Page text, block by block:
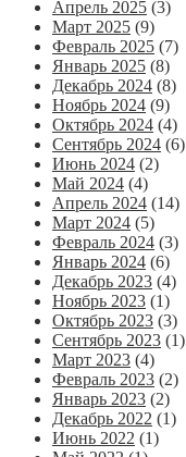
Апрель 2025 (3)
Март 2025 (9)
Февраль 2025 (7)
Январь 2025 (8)
Декабрь 2024 (8)
Ноябрь 2024 (9)
Октябрь 2024 (4)
Сентябрь 2024 (6)
Июнь 2024 (2)
Май 2024 (4)
Апрель 2024 (14)
Март 2024 (5)
Февраль 2024 (3)
Январь 2024 (6)
Декабрь 2023 (4)
Ноябрь 2023 (1)
Октябрь 2023 (3)
Сентябрь 2023 (1)
Март 2023 (4)
Февраль 2023 (2)
Январь 2023 (2)
Декабрь 2022 (1)
Июнь 2022 (1)